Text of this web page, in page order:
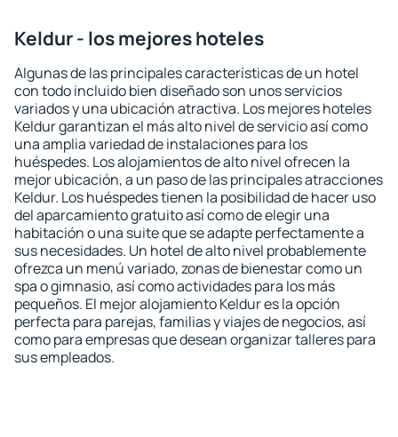
Keldur - los mejores hoteles
Algunas de las principales características de un hotel
con todo incluido bien diseñado son unos servicios
variados y una ubicación atractiva. Los mejores hoteles
Keldur garantizan el más alto nivel de servicio así como
una amplia variedad de instalaciones para los
huéspedes. Los alojamientos de alto nivel ofrecen la
mejor ubicación, a un paso de las principales atracciones
Keldur. Los huéspedes tienen la posibilidad de hacer uso
del aparcamiento gratuito así como de elegir una
habitación o una suite que se adapte perfectamente a
sus necesidades. Un hotel de alto nivel probablemente
ofrezca un menú variado, zonas de bienestar como un
spa o gimnasio, así como actividades para los más
pequeños. El mejor alojamiento Keldur es la opción
perfecta para parejas, familias y viajes de negocios, así
como para empresas que desean organizar talleres para
sus empleados.